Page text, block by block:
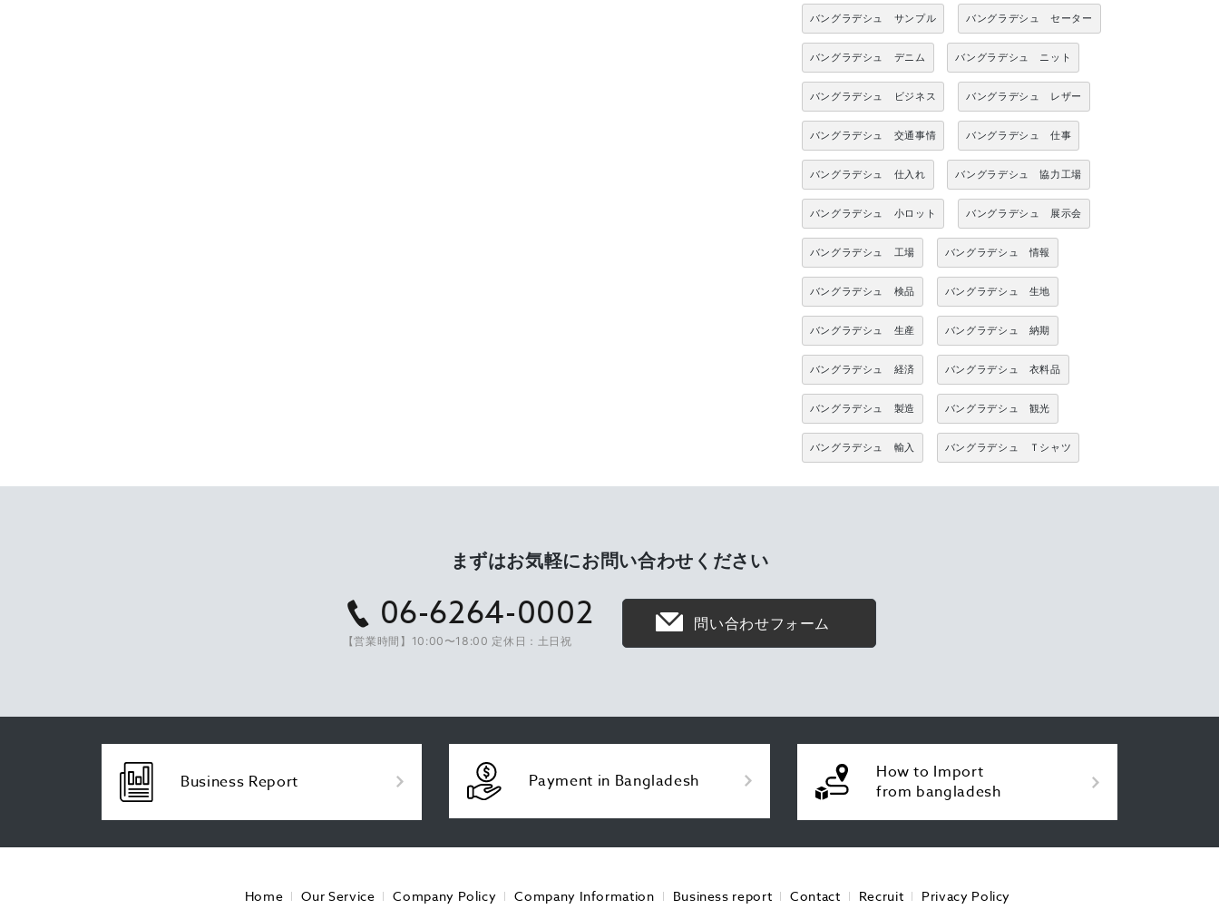
バングラデシュ サンプル バングラデシュ セーター
バングラデシュ デニム バングラデシュ ニット
バングラデシュ ビジネス バングラデシュ レザー
バングラデシュ 交通事情 バングラデシュ 仕事
バングラデシュ 仕入れ バングラデシュ 協力工場
バングラデシュ 小ロット バングラデシュ 展示会
バングラデシュ 工場 バングラデシュ 情報
バングラデシュ 検品 バングラデシュ 生地
バングラデシュ 生産 バングラデシュ 納期
バングラデシュ 経済 バングラデシュ 衣料品
バングラデシュ 製造 バングラデシュ 観光
バングラデシュ 輸入 バングラデシュ Ｔシャツ
まずはお気軽にお問い合わせください
06-6264-0002
【営業時間】10:00〜18:00 定休日：土日祝
問い合わせフォーム
Business Report Payment in Bangladesh
How to Import
from bangladesh
Home Our Service Company Policy Company Information Business report Contact Recruit Privacy Policy